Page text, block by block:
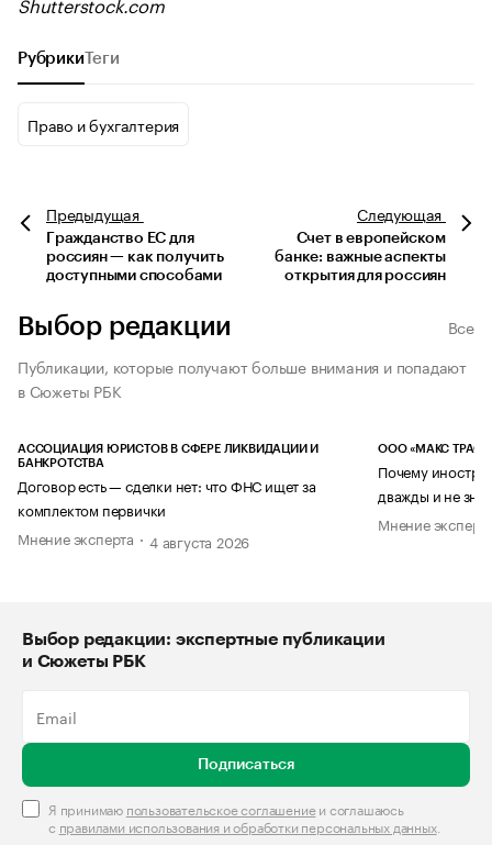
Рубрики Теги
Право и бухгалтерия
Предыдущая
Гражданство ЕС для
россиян — как получить
доступными способами
Следующая
Счет в европейском
банке: важные аспекты
открытия для россиян
Выбор редакции
Все
Публикации, которые получают больше внимания и попадают
в Сюжеты РБК
АССОЦИАЦИЯ ЮРИСТОВ В СФЕРЕ ЛИКВИДАЦИИ И
БАНКРОТСТВА
Договор есть — сделки нет: что ФНС ищет за
комплектом первички
Мнение эксперта
4 августа 2026
ООО «МАКС ТРАСТ»
Почему
дважды и не
Мнение
Выбор редакции: экспертные публикации
и Сюжеты РБК
Подписаться
Я принимаю пользовательское соглашениеи соглашаюсь
с правилами использования и обработки персональных данных.